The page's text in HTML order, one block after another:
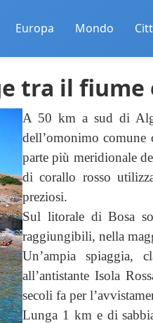
Europa Mondo
tra il fiume
A 50 km a sud di
dell’omonimo comune
parte più meridionale
di corallo rosso
preziosi.
Sul litorale di Bosa
raggiungibili, nella
Un’ampia spiaggia,
all’antistante Isola
secoli fa per
Lunga 1 km e di